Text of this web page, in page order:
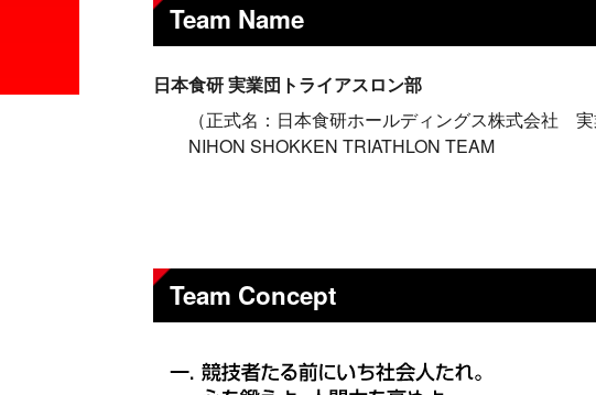
Team Name
日本食研 実業団トライアスロン部
（正式名：日本食研ホールディングス株式会社 実
NIHON SHOKKEN TRIATHLON TEAM
Team Concept